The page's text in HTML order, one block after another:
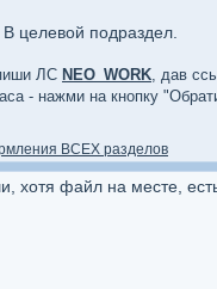
целевой подраздел.
ЛС NEO_WORK, дав
- нажми на кнопку
ВСЕХ разделов
хотя файл на месте,